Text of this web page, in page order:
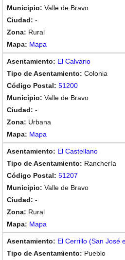
Valle de Bravo
-
Rural
Mapa
El Calvario
Colonia
51200
Valle de Bravo
-
Urbana
Mapa
El Castellano
Ranchería
51207
Valle de Bravo
-
Rural
Mapa
El Cerrillo (San José
Pueblo